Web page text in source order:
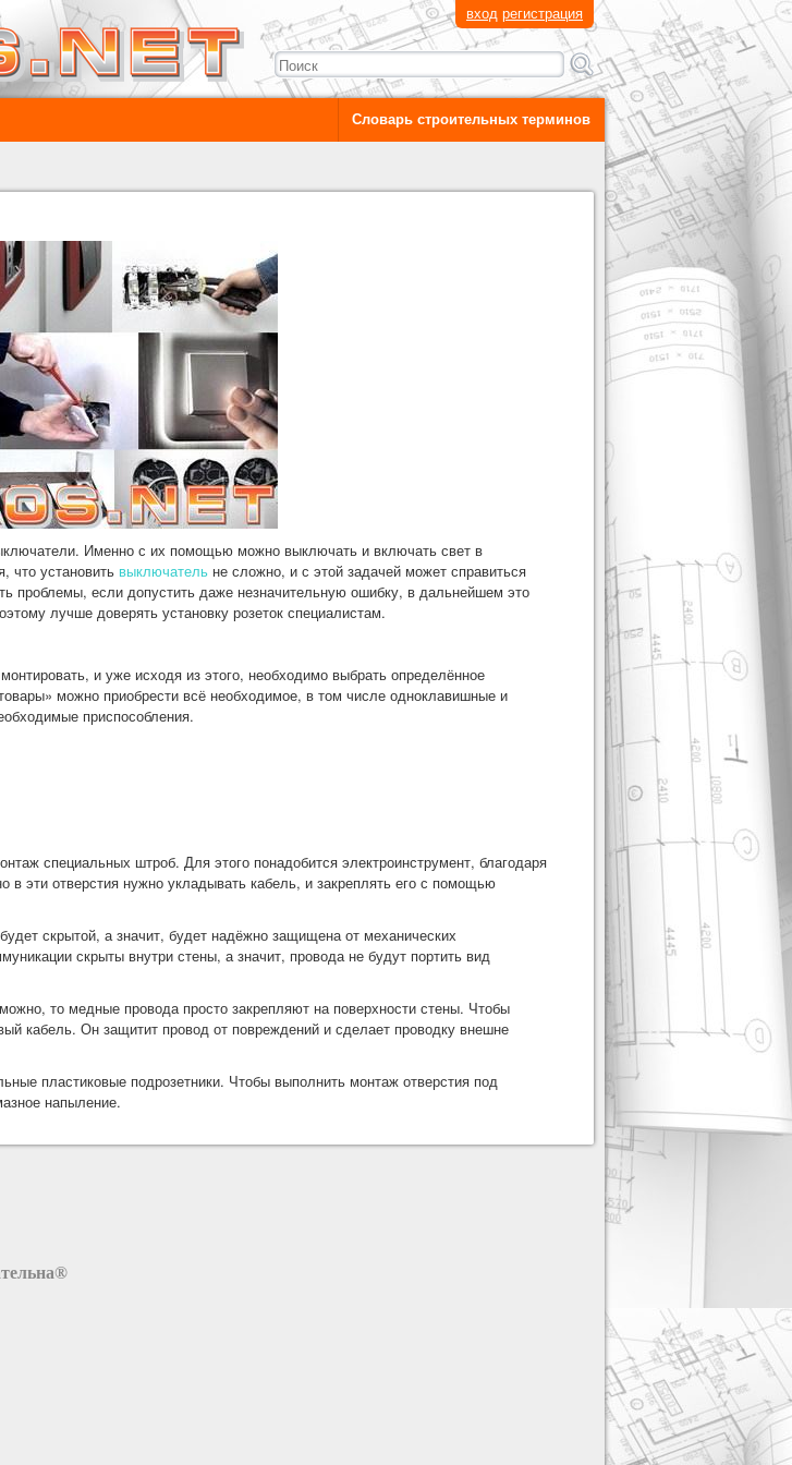
вход регистрация
Словарь строительных терминов
Именно с их помощью можно выключать и включать свет в
что установить выключатель не сложно, и с этой задачей может справиться
проблемы, если допустить даже незначительную ошибку, в дальнейшем это
лучше доверять установку розеток специалистам.
и уже исходя из этого, необходимо выбрать определённое
можно приобрести всё необходимое, в том числе одноклавишные и
приспособления.
специальных штроб. Для этого понадобится электроинструмент, благодаря
эти отверстия нужно укладывать кабель, и закреплять его с помощью
скрытой, а значит, будет надёжно защищена от механических
скрыты внутри стены, а значит, провода не будут портить вид
то медные провода просто закрепляют на поверхности стены. Чтобы
кабель. Он защитит провод от повреждений и сделает проводку внешне
пластиковые подрозетники. Чтобы выполнить монтаж отверстия под
напыление.